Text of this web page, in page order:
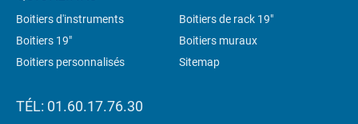
Boitiers d'instruments
Boitiers de rack 19"
Boitiers 19"
Boitiers muraux
Boitiers personnalisés
Sitemap
TÉL: 01.60.17.76.30